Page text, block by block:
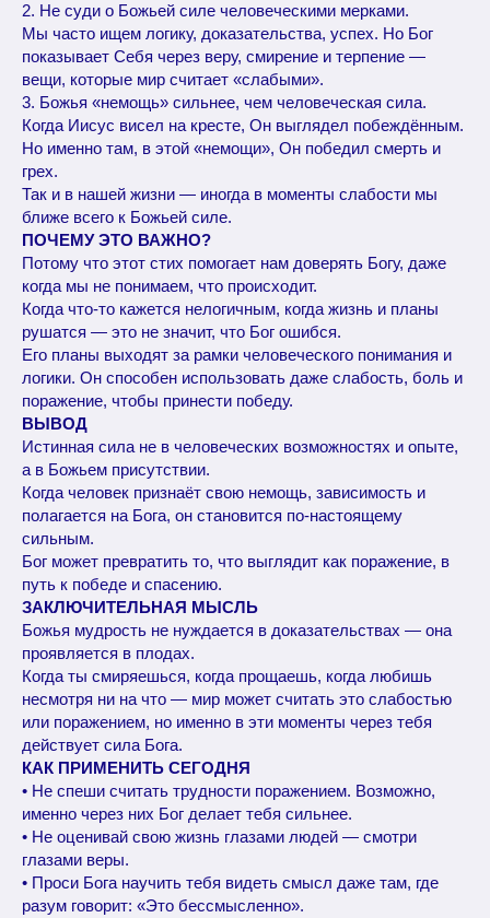
2. Не суди о Божьей силе человеческими мерками.
Мы часто ищем логику, доказательства, успех. Но Бог
показывает Себя через веру, смирение и терпение —
вещи, которые мир считает «слабыми».
3. Божья «немощь» сильнее, чем человеческая сила.
Когда Иисус висел на кресте, Он выглядел побеждённым.
Но именно там, в этой «немощи», Он победил смерть и
грех.
Так и в нашей жизни — иногда в моменты слабости мы
ближе всего к Божьей силе.
ПОЧЕМУ ЭТО ВАЖНО?
Потому что этот стих помогает нам доверять Богу, даже
когда мы не понимаем, что происходит.
Когда что-то кажется нелогичным, когда жизнь и планы
рушатся — это не значит, что Бог ошибся.
Его планы выходят за рамки человеческого понимания и
логики. Он способен использовать даже слабость, боль и
поражение, чтобы принести победу.
ВЫВОД
Истинная сила не в человеческих возможностях и опыте,
а в Божьем присутствии.
Когда человек признаёт свою немощь, зависимость и
полагается на Бога, он становится по-настоящему
сильным.
Бог может превратить то, что выглядит как поражение, в
путь к победе и спасению.
ЗАКЛЮЧИТЕЛЬНАЯ МЫСЛЬ
Божья мудрость не нуждается в доказательствах — она
проявляется в плодах.
Когда ты смиряешься, когда прощаешь, когда любишь
несмотря ни на что — мир может считать это слабостью
или поражением, но именно в эти моменты через тебя
действует сила Бога.
КАК ПРИМЕНИТЬ СЕГОДНЯ
• Не спеши считать трудности поражением. Возможно,
именно через них Бог делает тебя сильнее.
• Не оценивай свою жизнь глазами людей — смотри
глазами веры.
• Проси Бога научить тебя видеть смысл даже там, где
разум говорит: «Это бессмысленно».